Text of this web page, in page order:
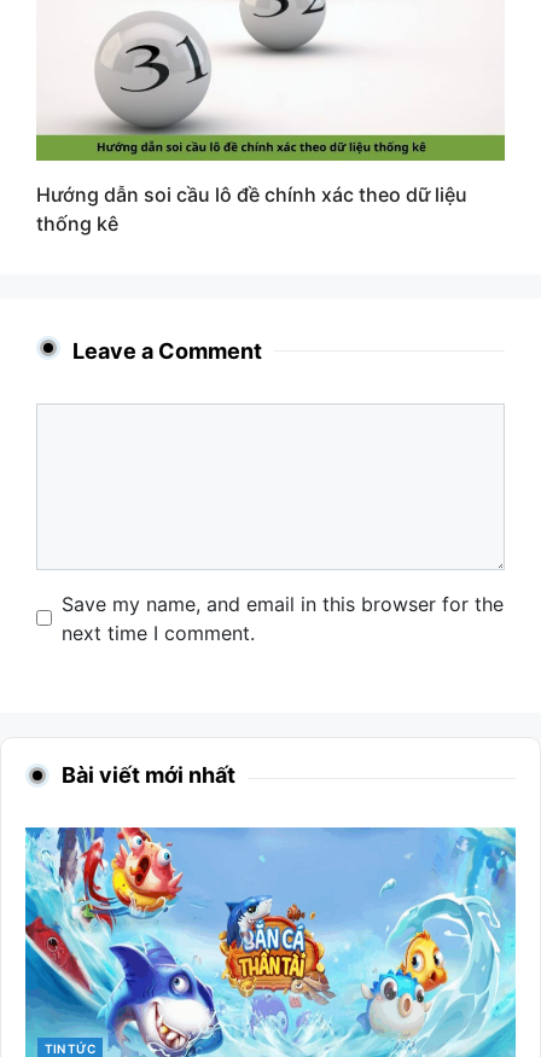
Hướng dẫn soi cầu lô đề chính xác theo dữ liệu
thống kê
Leave a Comment
Name
Email
Website
Save my name, and email in this browser for the
next time I comment.
Bài viết mới nhất
CATEGORIES
TIN TỨC